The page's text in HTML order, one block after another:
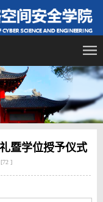
暨学位授予仪式
72 ]